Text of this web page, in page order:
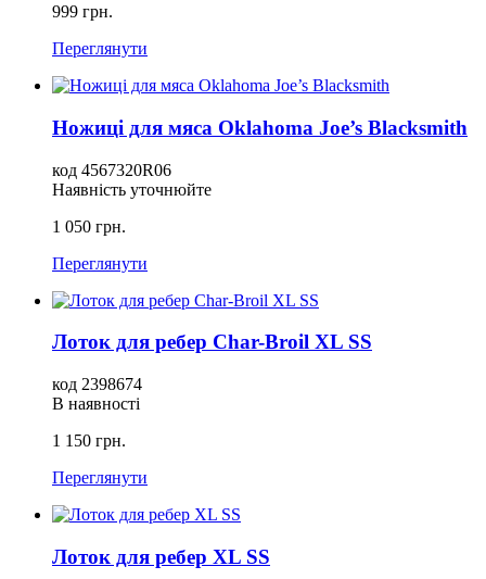
999 грн.
Переглянути
Ножиці для мяса Oklahoma Joe’s Blacksmith
код 4567320R06
Наявність уточнюйте
1 050 грн.
Переглянути
Лоток для ребер Char-Broil XL SS
код 2398674
В наявності
1 150 грн.
Переглянути
Лоток для ребер XL SS